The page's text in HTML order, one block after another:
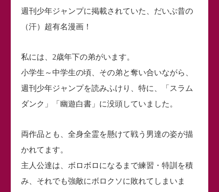
週刊少年ジャンプに掲載されていた、だいぶ昔の
（汗）超有名漫画！
私には、2歳年下の弟がいます。
小学生～中学生の頃、その弟と奪い合いながら、
週刊少年ジャンプを読みふけり、特に、「スラム
ダンク」「幽遊白書」に没頭していました。
両作品とも、全身全霊を懸けて戦う男達の姿が描
かれてます。
主人公達は、ボロボロになるまで練習・特訓を積
み、それでも強敵にボロクソに敗れてしまいま